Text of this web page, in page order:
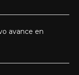
avance en